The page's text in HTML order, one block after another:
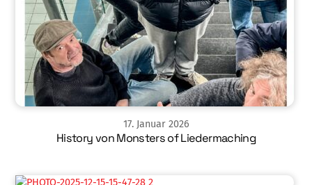
17. Januar 2026
History von Monsters of Liedermaching